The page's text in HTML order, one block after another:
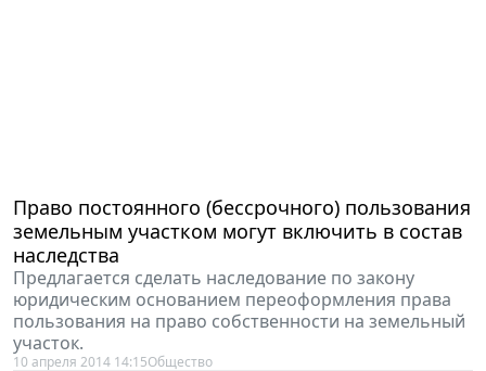
Право постоянного (бессрочного) пользования
земельным участком могут включить в состав
наследства
Предлагается сделать наследование по закону
юридическим основанием переоформления права
пользования на право собственности на земельный
участок.
10 апреля 2014 14:15Общество